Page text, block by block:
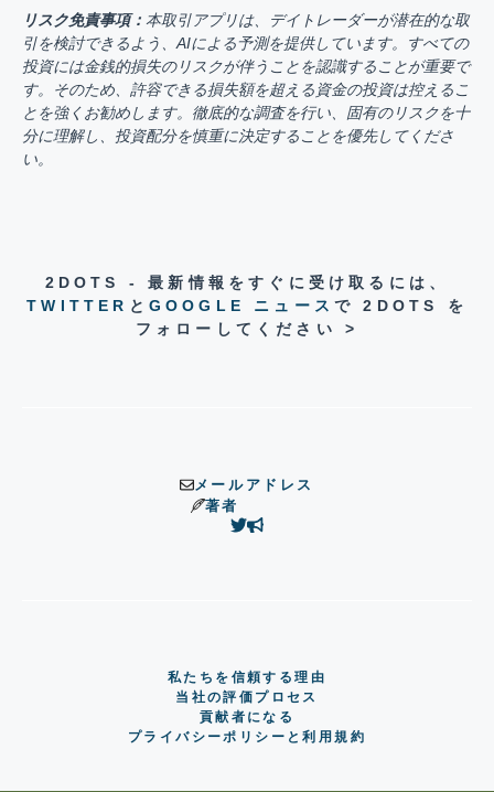
リスク免責事項： 本取引アプリは、デイトレーダーが潜在的な取
引を検討できるよう、AIによる予測を提供しています。すべての
投資には金銭的損失のリスクが伴うことを認識することが重要で
す。そのため、許容できる損失額を超える資金の投資は控えるこ
とを強くお勧めします。徹底的な調査を行い、固有のリスクを十
分に理解し、投資配分を慎重に決定することを優先してくださ
い。
2DOTS - 最新情報をすぐに受け取るには、
TWITTER と GOOGLE ニュース で 2DOTS を
フォローしてください >
メールアドレス
著者
私たちを信頼する理由
当社の評価プロセス
貢献者になる
プライバシーポリシーと利用規約